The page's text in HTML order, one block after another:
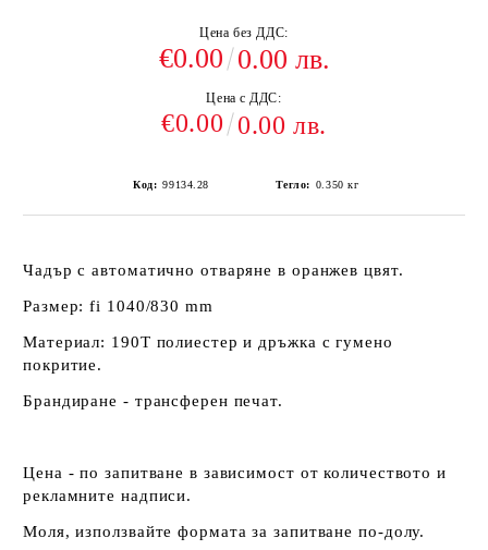
Цена без ДДС:
€0.00 0.00 лв.
Цена с ДДС:
€0.00 0.00 лв.
Код: 99134.28 Тегло: 0.350 кг
Чадър с автоматично отваряне в оранжев цвят.
Размер: fi 1040/830 mm
Материал: 190Т полиестер и дръжка с гумено
покритие.
Брандиране - трансферен печат.
Цена - по запитване в зависимост от количеството и
рекламните надписи.
Моля, използвайте формата за запитване по-долу.